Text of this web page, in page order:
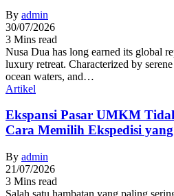
By admin
30/07/2026
3 Mins read
Nusa Dua has long earned its global
luxury retreat. Characterized by
ocean waters, and…
Artikel
Ekspansi Pasar UMKM
Cara Memilih Ekspedisi
By admin
21/07/2026
3 Mins read